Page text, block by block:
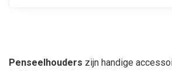
Penseelhouders zijn handige